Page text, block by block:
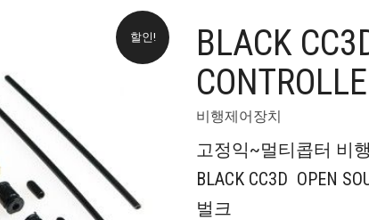
할인!
BLACK
비행제어장치
고정익~멀티콥터 비
BLACK CC3D OPEN
벌크